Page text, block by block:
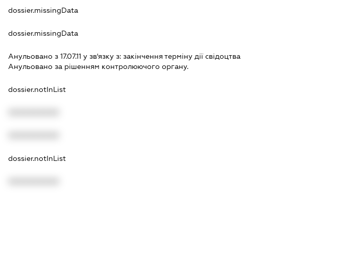
dossier.missingData
dossier.missingData
Анульовано з 17.07.11 у зв'язку з: закiнчення термiну дiї свiдоцтва
Анульовано за рiшенням контролюючого органу.
dossier.notInList
dossier.notInList